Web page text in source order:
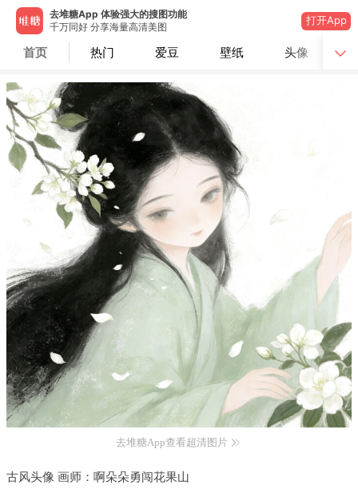
去堆糖App 体验强大的搜图功能
千万同好 分享海量高清美图
打开App
首页 热门 爱豆 壁纸 头像
去堆糖App查看超清图片
古风头像 画师：啊朵朵勇闯花果山